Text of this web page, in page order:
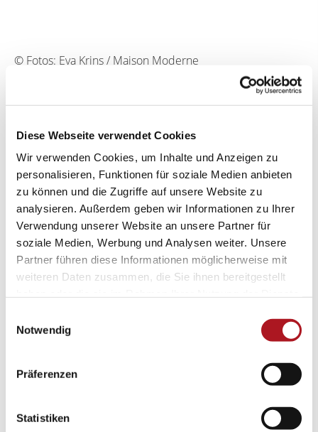
Diese Webseite verwendet Cookies
Wir verwenden Cookies, um Inhalte und Anzeigen zu
personalisieren, Funktionen für soziale Medien anbieten
zu können und die Zugriffe auf unsere Website zu
analysieren. Außerdem geben wir Informationen zu Ihrer
Verwendung unserer Website an unsere Partner für
soziale Medien, Werbung und Analysen weiter. Unsere
Partner führen diese Informationen möglicherweise mit
weiteren Daten zusammen, die Sie ihnen bereitgestellt
Notwendig
Präferenzen
Statistiken
© Fotos: Eva Krins / Maison Moderne